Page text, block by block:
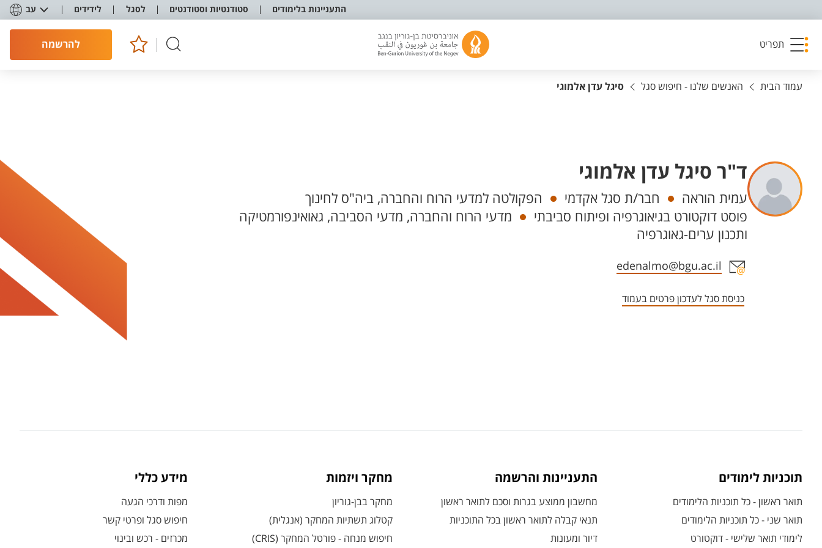
התעניינות בלימודים סטודנטיות וסטודנטים לסגל לידידים עב
תפריט להרשמה
עמוד הבית האנשים שלנו - חיפוש סגל סיגל עדן אלמוגי
ד"ר סיגל עדן אלמוגי
יחידות
עמית הוראה חבר/ת סגל אקדמי
הפקולטה למדעי הרוח והחברה, ביה"ס לחינוך
פוסט דוקטורט בגיאוגרפיה ופיתוח סביבתי
מדעי הרוח והחברה, מדעי הסביבה, גאואינפורמטיקה
ותכנון ערים-גאוגרפיה
אזור צור קשר עם איש הסגל
edenalmo@bgu.ac.il
כניסת סגל לעדכון פרטים בעמוד
תוכניות לימודים
תואר ראשון - כל תוכניות הלימודים
תואר שני - כל תוכניות הלימודים
לימודי תואר שלישי - דוקטורט
התעניינות והרשמה
מחשבון ממוצע בגרות וסכם לתואר ראשון
תנאי קבלה לתואר ראשון בכל התוכניות
דיור ומעונות
מחקר ויזמות
מחקר בבן-גוריון
קטלוג תשתיות המחקר (אנגלית)
חיפוש מנחה - פורטל המחקר (CRIS)
מידע כללי
מפות ודרכי הגעה
חיפוש סגל ופרטי קשר
מכרזים - רכש ובינוי